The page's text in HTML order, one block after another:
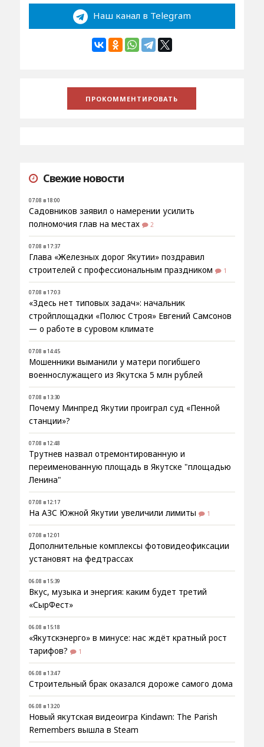
Наш канал в Telegram
Свежие новости
07.08 в 18:00
Садовников заявил о намерении усилить
полномочия глав на местах
2
07.08 в 17:37
Глава «Железных дорог Якутии» поздравил
строителей с профессиональным праздником
1
07.08 в 17:03
«Здесь нет типовых задач»: начальник
стройплощадки «Полюс Строя» Евгений Самсонов
— о работе в суровом климате
07.08 в 14:45
Мошенники выманили у матери погибшего
военнослужащего из Якутска 5 млн рублей
07.08 в 13:30
Почему Минпред Якутии проиграл суд «Пенной
станции»?
07.08 в 12:48
Трутнев назвал отремонтированную и
переименованную площадь в Якутске "площадью
Ленина"
07.08 в 12:17
На АЗС Южной Якутии увеличили лимиты 1
07.08 в 12:01
Дополнительные комплексы фотовидеофиксации
установят на федтрассах
06.08 в 15:39
Вкус, музыка и энергия: каким будет третий
«СырФест»
06.08 в 15:18
«Якутскэнерго» в минусе: нас ждёт кратный рост
тарифов?
1
06.08 в 13:47
Строительный брак оказался дороже самого дома
06.08 в 13:20
Новый якутская видеоигра Kindawn: The Parish
Remembers вышла в Steam